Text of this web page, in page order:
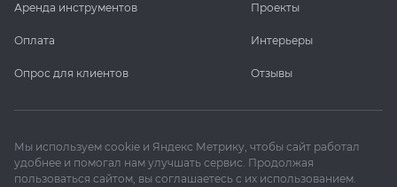
Аренда инструментов
Оплата
Опрос для клиентов
Проекты
Интерьеры
Отзывы
Мы используем cookie и Яндекс Метрику, чтобы сайт работал
удобнее и помогал нам улучшать сервис. Продолжая
пользоваться сайтом, вы соглашаетесь с их использованием.